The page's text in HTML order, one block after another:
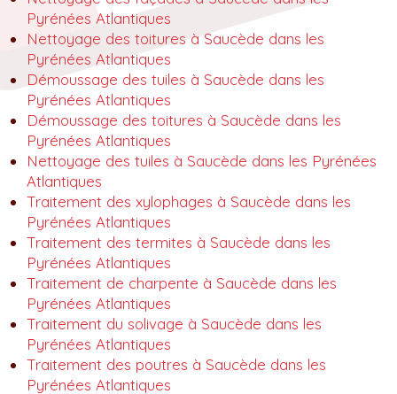
Pyrénées Atlantiques
Nettoyage des toitures à Saucède dans les
Pyrénées Atlantiques
Démoussage des tuiles à Saucède dans les
Pyrénées Atlantiques
Démoussage des toitures à Saucède dans les
Pyrénées Atlantiques
Nettoyage des tuiles à Saucède dans les Pyrénées
Atlantiques
Traitement des xylophages à Saucède dans les
Pyrénées Atlantiques
Traitement des termites à Saucède dans les
Pyrénées Atlantiques
Traitement de charpente à Saucède dans les
Pyrénées Atlantiques
Traitement du solivage à Saucède dans les
Pyrénées Atlantiques
Traitement des poutres à Saucède dans les
Pyrénées Atlantiques